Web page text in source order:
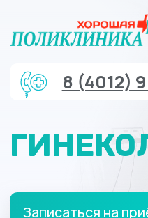
ГИНЕКОЛОГ
Записаться на приём